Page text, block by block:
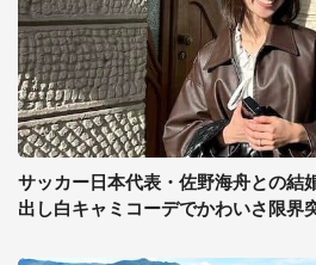
サッカー日本代表・佐野海舟との結
出し白キャミコーデでかわいさ限界